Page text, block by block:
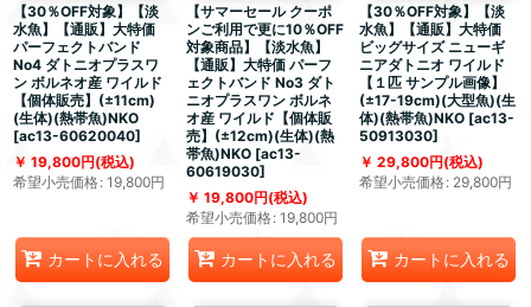
【30％OFF対象】【淡
水魚】【通販】大特価
パーフェクトバンド
No4 ダトニオプラスワ
ン ボルネオ産 ワイルド
【個体販売】(±11cm)
(生体)(熱帯魚)NKO
[ac13-60620040]
19,800円(税込)
希望小売価格: 19,800円
カートに入れる
【サマーセール クーポ
ンご利用で更に10％OFF
対象商品】【淡水魚】
【通販】大特価 パーフ
ェクトバンド No3 ダト
ニオプラスワン ボルネ
オ産 ワイルド【個体販
売】(±12cm)(生体)(熱
帯魚)NKO [ac13-
60619030]
19,800円(税込)
希望小売価格: 19,800円
カートに入れる
【30％OFF対象】【淡
水魚】【通販】大特価
ビッグサイズ ニューギ
ニアダトニオ ワイルド
【１匹 サンプル画像】
(±17-19cm)(大型魚)(生
体)(熱帯魚)NKO [ac13-
50913030]
29,800円(税込)
希望小売価格: 29,800円
カートに入れる